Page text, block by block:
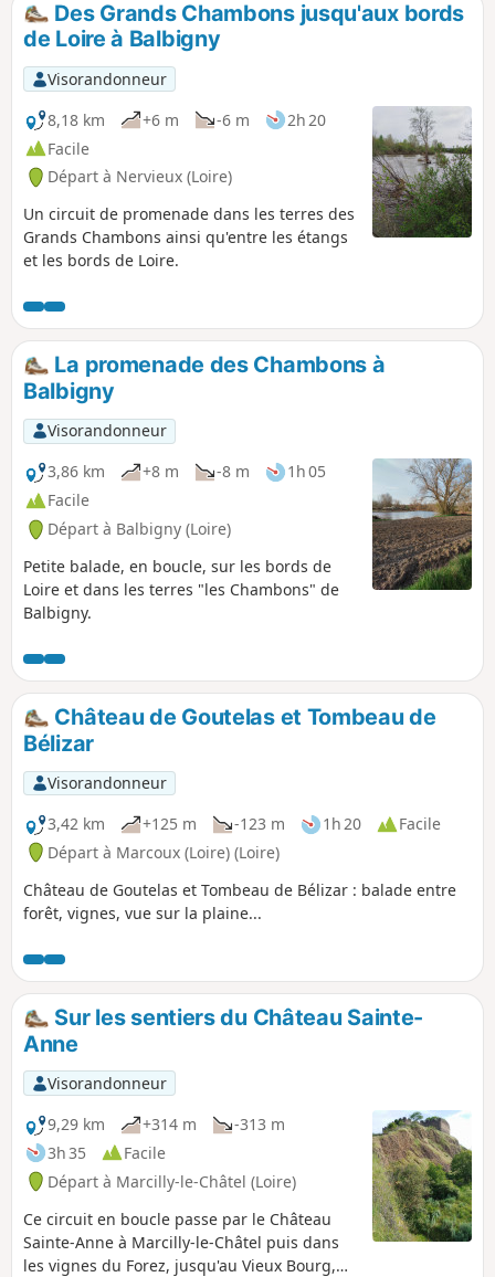
p
Des Grands Chambons jusqu'aux bords
de Loire à Balbigny
Visorandonneur
8,18 km
+6 m -6 m
2h 20
Facile
Départ à Nervieux (Loire)
Un circuit de promenade dans les terres des
Grands Chambons ainsi qu'entre les étangs
et les bords de Loire.
La promenade des Chambons à
Balbigny
Visorandonneur
3,86 km
+8 m -8 m
1h 05
Facile
Départ à Balbigny (Loire)
Petite balade, en boucle, sur les bords de
Loire et dans les terres "les Chambons" de
Balbigny.
Château de Goutelas et Tombeau de
Bélizar
Visorandonneur
3,42 km
+125 m -123 m 1h 20
Facile
Départ à Marcoux (Loire) (Loire)
Château de Goutelas et Tombeau de Bélizar : balade entre
forêt, vignes, vue sur la plaine...
Sur les sentiers du Château Sainte-
Anne
Visorandonneur
9,29 km
+314 m
-313 m
3h 35
Facile
Départ à Marcilly-le-Châtel (Loire)
Ce circuit en boucle passe par le Château
Sainte-Anne à Marcilly-le-Châtel puis dans
les vignes du Forez, jusqu'au Vieux Bourg,